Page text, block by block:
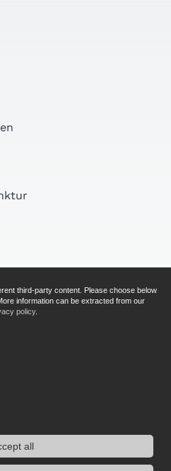
third-party content. Please choose below
information can be extracted from our
policy.
all